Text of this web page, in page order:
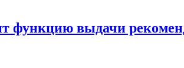
функцию выдачи